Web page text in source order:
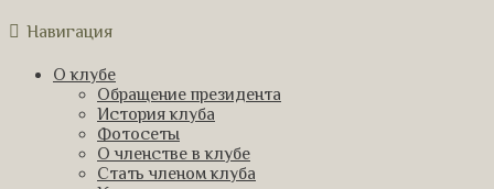
Навигация
О клубе
Обращение президента
История клуба
Фотосеты
О членстве в клубе
Стать членом клуба